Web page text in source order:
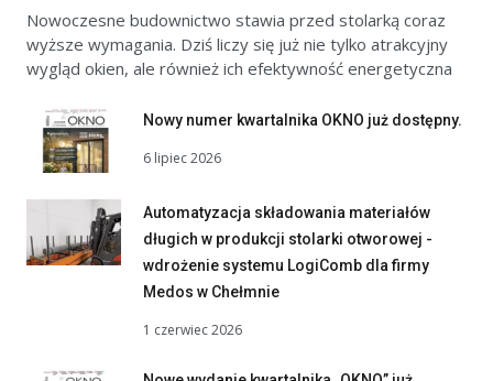
Nowoczesne budownictwo stawia przed stolarką coraz
wyższe wymagania. Dziś liczy się już nie tylko atrakcyjny
wygląd okien, ale również ich efektywność energetyczna
Nowy numer kwartalnika OKNO już dostępny.
6 lipiec 2026
Automatyzacja składowania materiałów
długich w produkcji stolarki otworowej -
wdrożenie systemu LogiComb dla firmy
Medos w Chełmnie
1 czerwiec 2026